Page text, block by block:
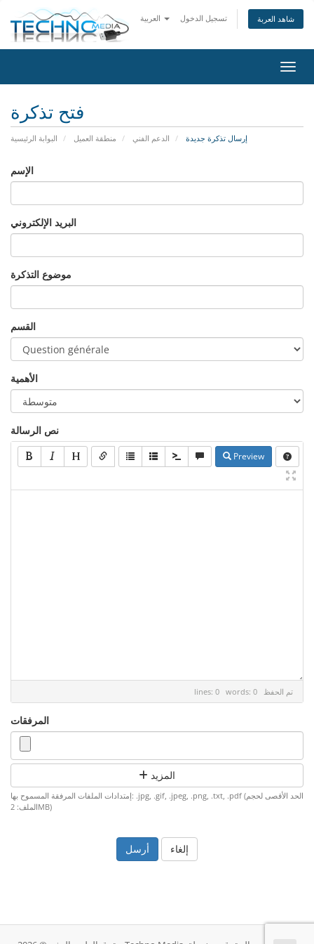
تسجيل الدخول شاهد العربة
فتح تذكرة
البوابة الرئيسية منطقة العميل الدعم الفني إرسال تذكرة جديدة
الإسم
البريد الإلكتروني
موضوع التذكرة
القسم
الأهمية
نص الرسالة
Preview
lines: 0 words: 0 تم الحفظ
المرفقات
المزيد
إمتدادات الملفات المرفقة المسموح بها: .jpg, .gif, .jpeg, .png, .txt, .pdf (الحد الأقصى لحجم
الملف: 2MB)
إلغاء